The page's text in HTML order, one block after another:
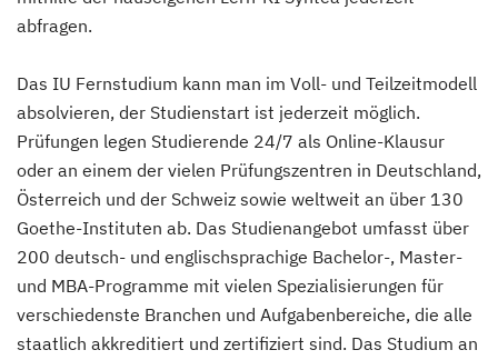
Robotics (DE/EN)
Social Media
(Fernstudium)
Softwareentwicklung (DE/EN)
(Fernstudium)
Soziale Arbeit
(Fernstudium)
abfragen.
Das IU Fernstudium kann man im Voll- und Teilzeitmodell
absolvieren, der Studienstart ist jederzeit möglich.
Prüfungen legen Studierende 24/7 als Online-Klausur
oder an einem der vielen Prüfungszentren in Deutschland,
Österreich und der Schweiz sowie weltweit an über 130
Goethe-Instituten ab. Das Studienangebot umfasst über
200 deutsch- und englischsprachige Bachelor-, Master-
und MBA-Programme mit vielen Spezialisierungen für
verschiedenste Branchen und Aufgabenbereiche, die alle
staatlich akkreditiert und zertifiziert sind. Das Studium an